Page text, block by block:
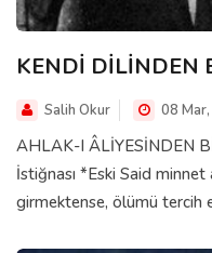
KENDİ DİLİNDEN
Salih Okur 08
AHLAK-I ÂLİYESİNDEN
İstiğnası *Eski Said minnet
girmektense, ölümü tercih